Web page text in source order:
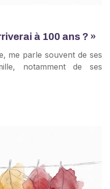
à 100 ans ? »
me parle souvent de ses
notamment de ses